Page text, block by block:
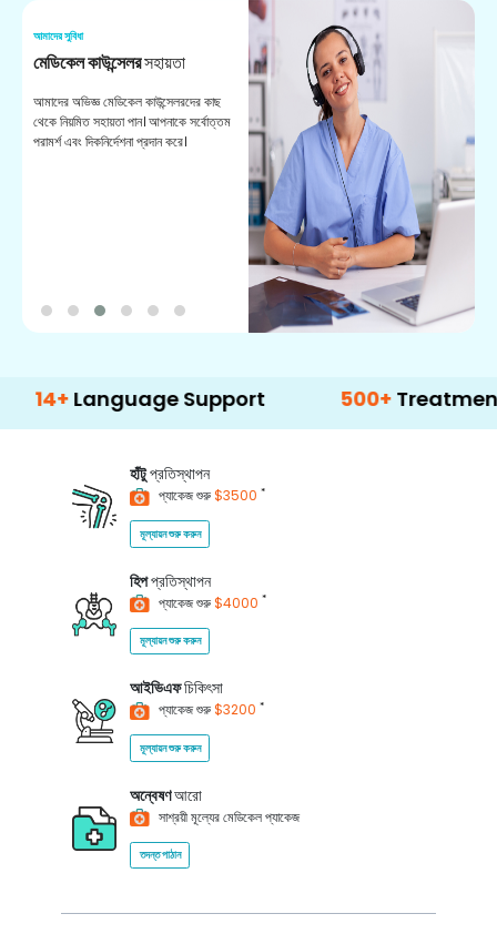
আমাদের সুবিধা
মেডিকেল কাউন্সেলরসহায়তা
আমাদের অভিজ্ঞ মেডিকেল কাউন্সেলরদের কাছ
থেকে নিয়মিত সহায়তা পান। আপনাকে সর্বোত্তম
পরামর্শ এবং দিকনির্দেশনা প্রদান করে।
Support 500+ Treatment
হাঁটুপ্রতিস্থাপন
প্যাকেজ শুরু$3500 *
মূল্যায়ন শুরু করুন
হিপপ্রতিস্থাপন
প্যাকেজ শুরু$4000 *
মূল্যায়ন শুরু করুন
আইভিএফচিকিৎসা
প্যাকেজ শুরু$3200 *
মূল্যায়ন শুরু করুন
অন্বেষণআরো
সাশ্রয়ী মূল্যের মেডিকেল প্যাকেজ
তদন্ত পাঠান